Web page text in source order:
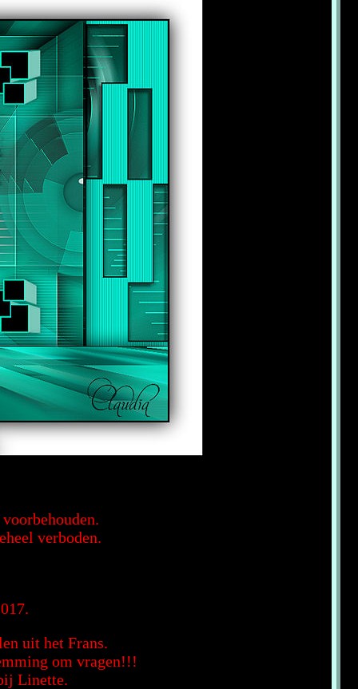
verboden.
uit het Frans.
om vragen!!!
Linette.